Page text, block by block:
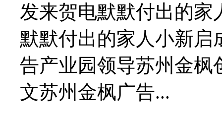
发来贺电默默付出的家
默默付出的家人小新
告产业园领导苏州金枫
文苏州金枫广告...